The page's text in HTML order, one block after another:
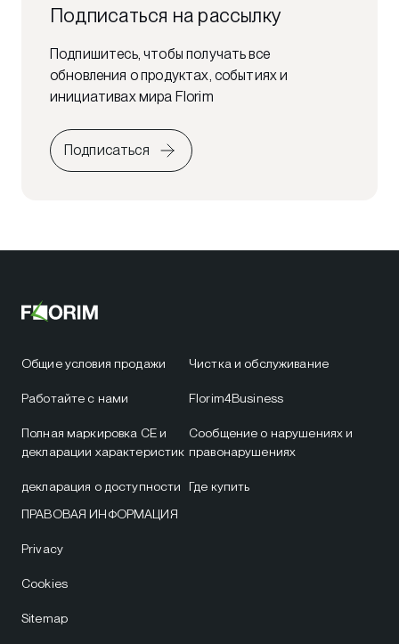
Подписаться на рассылку
Подпишитесь, чтобы получать все
обновления о продуктах, событиях и
инициативах мира Florim
Подписаться
Общие условия продажи
Работайте с нами
Полная маркировка CE и
декларации характеристик
декларация о доступности
Чистка и обслуживание
Florim4Business
Сообщение о нарушениях и
правонарушениях
Где купить
ПРАВОВАЯ ИНФОРМАЦИЯ
Privacy
Cookies
Sitemap